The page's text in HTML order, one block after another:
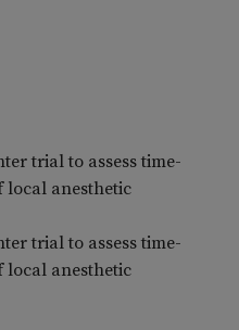
trial to assess time-
local anesthetic
trial to assess time-
local anesthetic